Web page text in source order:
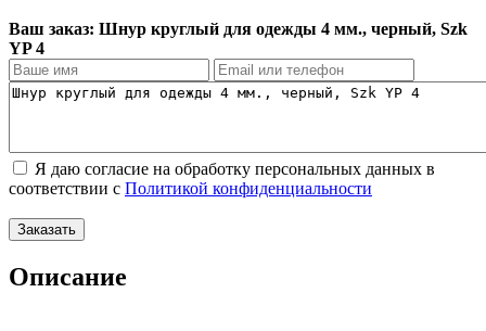
Ваш заказ: Шнур круглый для одежды 4 мм., черный, Szk
YP 4
Я даю согласие на обработку персональных данных в
соответствии с Политикой конфиденциальности
Описание